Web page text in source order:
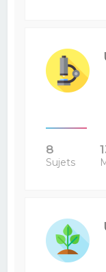
8
Sujets